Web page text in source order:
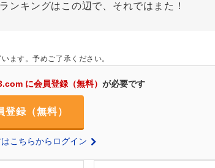
ンキングはこの辺で、それではまた！
ます。予めご了承ください。
に会員登録（無料） が必要です
登録（無料）
こちらからログイン